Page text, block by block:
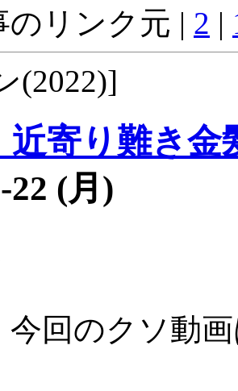
のリンク元 | 2 |
(2022)]
近寄り難き
22 (月)
今回のクソ動